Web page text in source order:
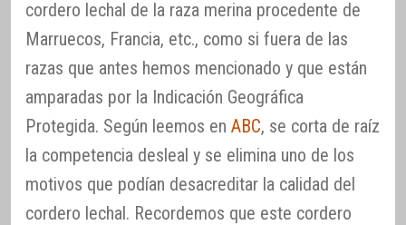
cordero lechal de la raza merina procedente de
Marruecos, Francia, etc., como si fuera de las
razas que antes hemos mencionado y que están
amparadas por la Indicación Geográfica
Protegida. Según leemos en ABC, se corta de raíz
la competencia desleal y se elimina uno de los
motivos que podían desacreditar la calidad del
cordero lechal. Recordemos que este cordero